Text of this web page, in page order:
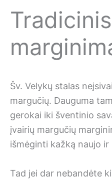
Šv. Velykų stalas
margučių. Dauguma
gerokai iki šventinio
įvairių margučių
išmėginti kažką naujo
Tad jei dar nebandėte